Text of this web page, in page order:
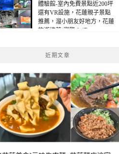
體驗館-室內免費景點近200坪
還有VR設施，花蓮親子景點
推薦，溜小朋友好地方，花蓮
旅遊推薦(瀏覽：47)
近期文章